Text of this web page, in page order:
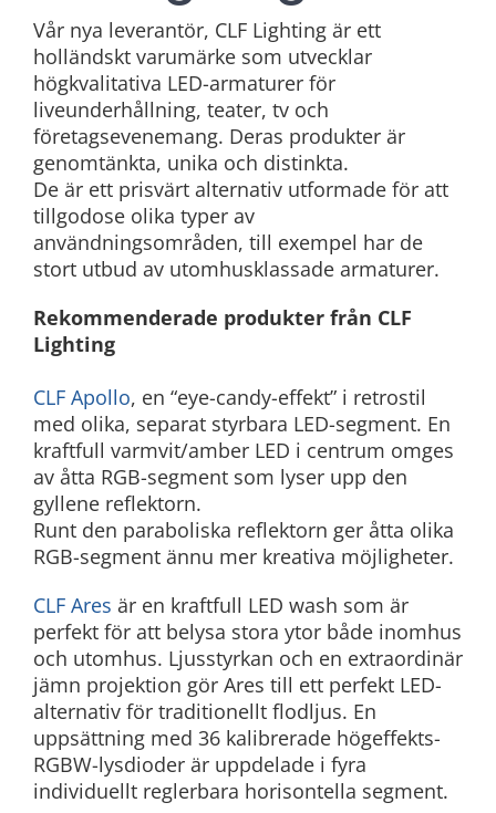
Vår nya leverantör, CLF Lighting är ett
holländskt varumärke som utvecklar
högkvalitativa LED-armaturer för
liveunderhållning, teater, tv och
företagsevenemang. Deras produkter är
genomtänkta, unika och distinkta.
De är ett prisvärt alternativ utformade för att
tillgodose olika typer av
användningsområden, till exempel har de
stort utbud av utomhusklassade armaturer.
Rekommenderade produkter från CLF
Lighting
CLF Apollo, en “eye-candy-effekt” i retrostil
med olika, separat styrbara LED-segment. En
kraftfull varmvit/amber LED i centrum omges
av åtta RGB-segment som lyser upp den
gyllene reflektorn.
Runt den paraboliska reflektorn ger åtta olika
RGB-segment ännu mer kreativa möjligheter.
CLF Ares är en kraftfull LED wash som är
perfekt för att belysa stora ytor både inomhus
och utomhus. Ljusstyrkan och en extraordinär
jämn projektion gör Ares till ett perfekt LED-
alternativ för traditionellt flodljus. En
uppsättning med 36 kalibrerade högeffekts-
RGBW-lysdioder är uppdelade i fyra
individuellt reglerbara horisontella segment.